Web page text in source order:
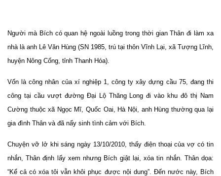
Người mà Bích có quan hệ ngoài luồng trong thời gian Thân đi làm xa
nhà là anh Lê Văn Hùng (SN 1985, trú tại thôn Vĩnh Lại, xã Tượng Lĩnh,
huyện Nông Cống, tỉnh Thanh Hóa).
Vốn là công nhân của xí nghiệp 1, công ty xây dựng cầu 75, đang thi
công tại cầu vượt đường Đại Lộ Thăng Long đi vào khu đô thị Nam
Cường thuộc xã Ngọc Mĩ, Quốc Oai, Hà Nội, anh Hùng thường qua lại
gia đình Thân và đã nẩy sinh tình cảm với Bích.
Chuyện vỡ lở khi sáng ngày 13/10/2010, thấy điện thoại của vợ có tin
nhắn, Thân định lấy xem nhưng Bích giật lại, xóa tin nhắn. Thân dọa:
“Kể cả có xóa tôi vẫn khôi phục được nội dung”. Đến nước này, Bích